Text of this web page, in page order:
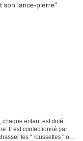
chaque enfant est doté
Il est confectionné par
les " roussettes " ou